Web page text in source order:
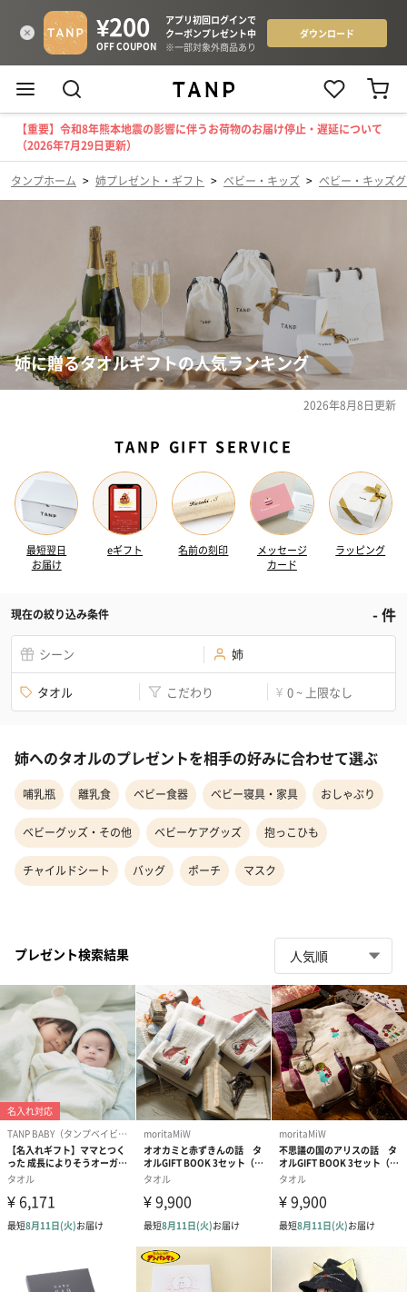
【重要】令和8年熊本地震の影響に伴うお荷物のお届け停止・遅延について
（2026年7月29日更新）
タンプホーム > 姉プレゼント・ギフト > ベビー・キッズ > ベビー・キッズ
姉に贈るタオルギフトの人気ランキング
2026年8月8日更新
TANP GIFT SERVICE
最短翌日
お届け
eギフト 名前の刻印
メッセージ
カード
ラッピング
現在の絞り込み条件 -件
シーン 姉
タオル こだわり ¥ 0 ~ 上限なし
姉へのタオルのプレゼントを相手の好みに合わせて選ぶ
哺乳瓶 離乳食 ベビー食器 ベビー寝具・家具 おしゃぶり
ベビーグッズ・その他 ベビーケアグッズ 抱っこひも
チャイルドシート バッグ ポーチ マスク
プレゼント検索結果